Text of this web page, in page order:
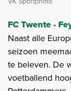
FC Twente -
Naast alle
seizoen
te beleven. De
voetballend